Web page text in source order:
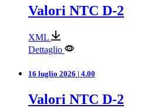
Valori NTC D-2
XML
Dettaglio
16 luglio 2026 | 4.00
Valori NTC D-2